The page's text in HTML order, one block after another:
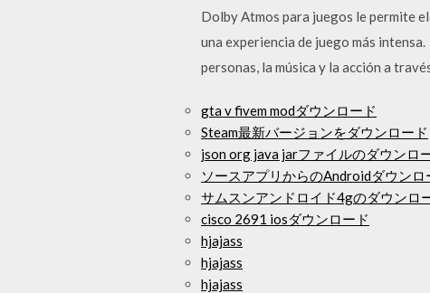
Dolby Atmos para juegos le permite
una experiencia de juego más
personas, la música y la acción a
gta v fivem modダウンロード
Steam最新バージョンをダウンロード
json org java jarファイルのダウンロ
ソースアプリからのAndroidダウンロ
サムスンアンドロイド4gのダウンロ
cisco 2691 iosダウンロード
hjajass
hjajass
hjajass